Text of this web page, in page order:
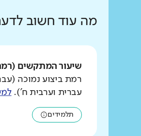
מה עוד חשוב
שיעור המתקשים
רמת ביצוע נמוכה
עברית וערבית ח').
תלמידים